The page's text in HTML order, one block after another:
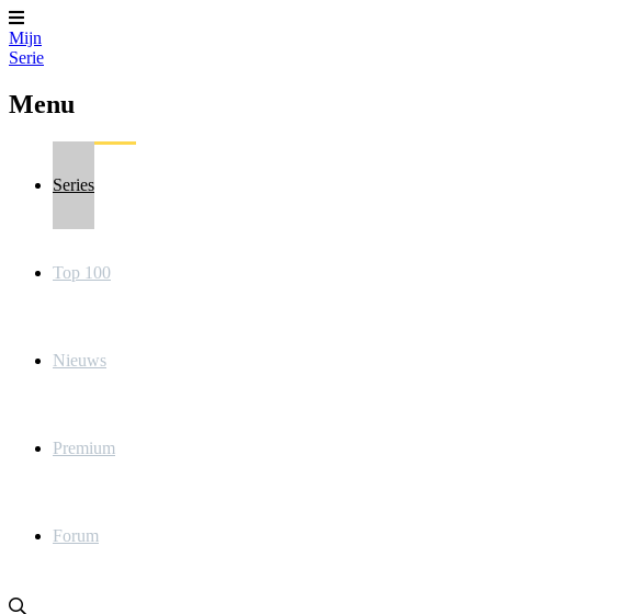
Mijn
Serie
Menu
Series
Top 100
Nieuws
Premium
Forum